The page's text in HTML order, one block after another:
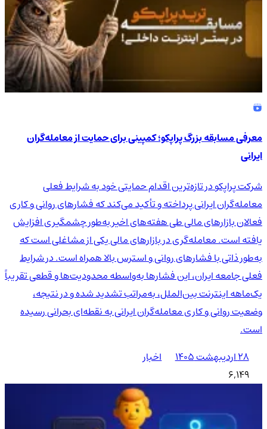
معرفی مسابقه بزرگ پراپکو؛ کمپینی برای حمایت از معامله‌گران
ایرانی
شرکت پراپکو در تازه‌ترین اقدام حمایتی خود به شرایط فعلی
معامله‌گران ایرانی پرداخته و تأکید می‌کند که فشارهای روانی و کاری
فعالان بازارهای مالی طی هفته‌های اخیر به‌طور چشمگیری افزایش
یافته است. معامله‌گری در بازارهای مالی یکی از مشاغلی است که
به‌طور ذاتی با فشارهای روانی و استرس بالا همراه است. در شرایط
فعلی جامعه ایران، این فشارها به‌واسطه محدودیت‌ها و قطعی تقریباً
یک‌ماهه اینترنت بین‌الملل، به‌مراتب تشدید شده و در نتیجه،
وضعیت روانی و کاری معامله‌گران ایرانی به نقطه‌ای بحرانی رسیده
است.
۲۸ اردیبهشت ۱۴۰۵
اخبار
6,149